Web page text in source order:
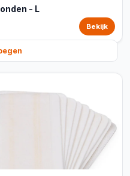
- L
Bekijk